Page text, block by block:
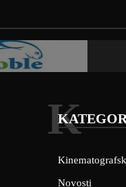
K
Novosti